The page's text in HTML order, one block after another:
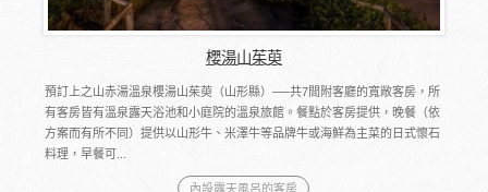
櫻湯山茱萸
預訂上之山赤湯溫泉櫻湯山茱萸（山形縣）──共7間附客廳的寬敞客房，所
有客房皆有溫泉露天浴池和小庭院的溫泉旅館。餐點於客房提供，晚餐（依
方案而有所不同）提供以山形牛、米澤牛等品牌牛或海鮮為主菜的日式懷石
料理，早餐可...
內設露天風呂的客房